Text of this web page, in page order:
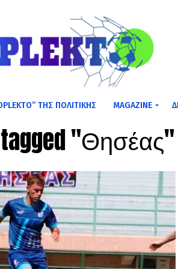
ΤΗΣ ΠΟΛΙΤΙΚΗΣ MAGAZINE
"Θησέας"